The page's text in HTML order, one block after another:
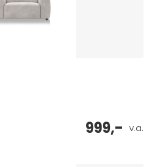
v.a.
999,-